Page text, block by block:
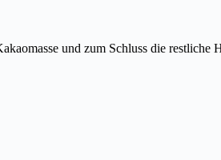
und zum Schluss die